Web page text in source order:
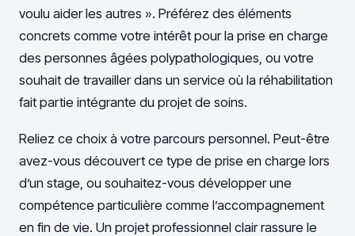
voulu aider les autres ». Préférez des éléments
concrets comme votre intérêt pour la prise en charge
des personnes âgées polypathologiques, ou votre
souhait de travailler dans un service où la réhabilitation
fait partie intégrante du projet de soins.
Reliez ce choix à votre parcours personnel. Peut-être
avez-vous découvert ce type de prise en charge lors
d’un stage, ou souhaitez-vous développer une
compétence particulière comme l’accompagnement
en fin de vie. Un projet professionnel clair rassure le